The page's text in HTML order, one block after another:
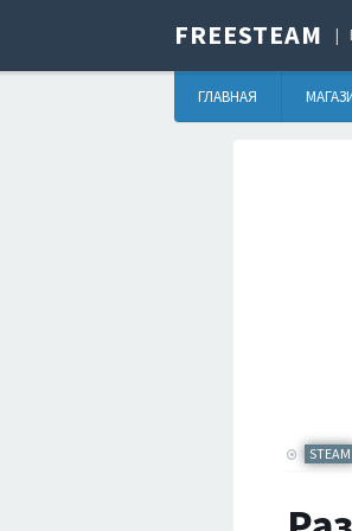
FREESTEAM
ГЛАВНАЯ
STEAM